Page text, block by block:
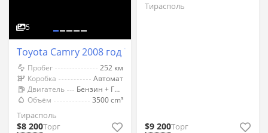
5
Toyota Camry 2008 год Тирасполь
Пробег
252 км
Коробка
Автомат
Двигатель
Бензин + Газ (Метан)
Объём
3500 cm³
Тирасполь
$8 200Торг
Тирасполь
$9 200Торг